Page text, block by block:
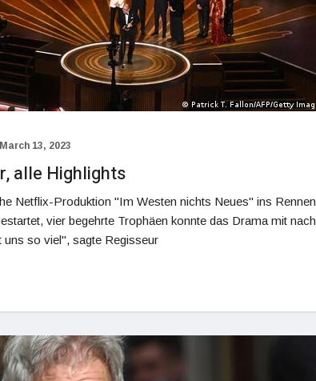
March 13, 2023
alle Highlights
Netflix-Produktion "Im Westen nichts Neues" ins Rennen
vier begehrte Trophäen konnte das Drama mit nach
so viel", sagte Regisseur